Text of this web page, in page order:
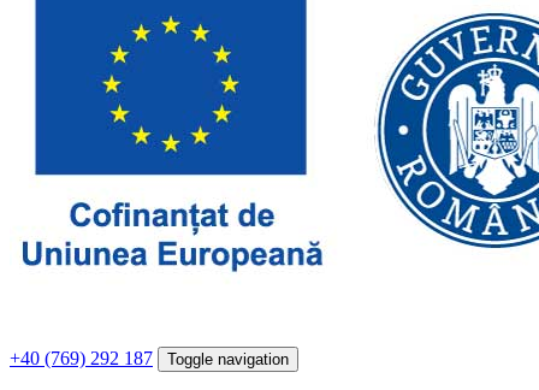
+40 (769) 292 187 Toggle navigation